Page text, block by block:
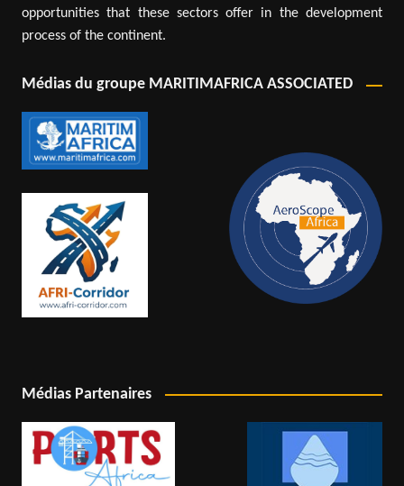
opportunities that these sectors offer in the development
process of the continent.
Médias du groupe MARITIMAFRICA ASSOCIATED
Médias Partenaires